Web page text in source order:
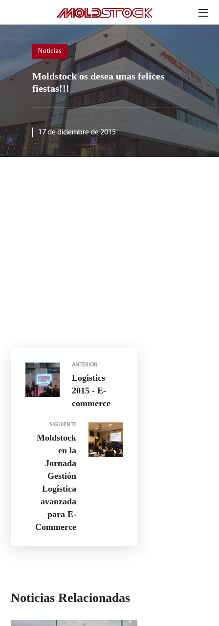
Noticias
Moldstock os desea unas felices
fiestas!!!
17 de diciembre de 2015
ANTERIOR
Logistics
2015 - E-
commerce
SIGUIENTE
Moldstock
en la
Jornada
Gestión
Logística
avanzada
para E-
Commerce
Noticias Relacionadas